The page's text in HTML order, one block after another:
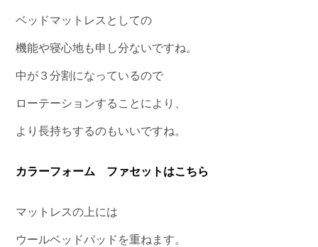
ベッドマットレスとしての
機能や寝心地も申し分ないですね。
中が３分割になっているので
ローテーションすることにより、
より長持ちするのもいいですね。
カラーフォーム ファセットはこちら
マットレスの上には
ウールベッドパッドを重ねます。